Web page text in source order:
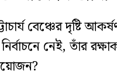
বেঞ্চের দৃষ্টি
নেই, তাঁর